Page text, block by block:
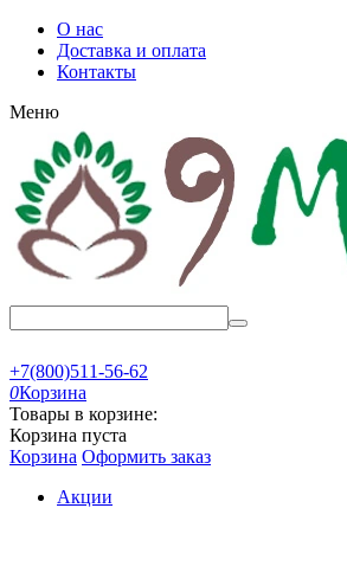
О нас
Доставка и оплата
Контакты
Меню
+7(800)511-56-62
0Корзина
Товары в корзине:
Корзина пуста
Корзина Оформить заказ
Акции